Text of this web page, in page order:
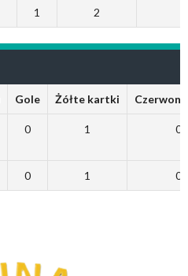
1 2
Gole Żółte kartki
0 1 0
0 1 0